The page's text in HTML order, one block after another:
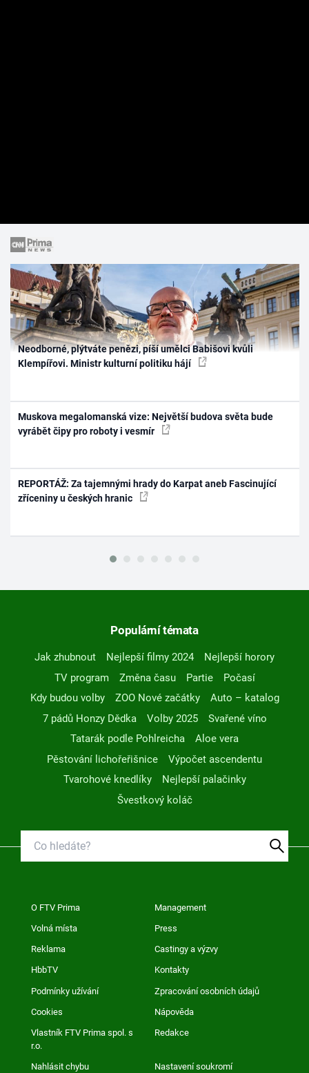
Neodborné, plýtváte penězi, píší umělci Babišovi kvůli
Klempířovi. Ministr kulturní politiku hájí
Muskova megalomanská vize: Největší budova světa bude
vyrábět čipy pro roboty i vesmír
REPORTÁŽ: Za tajemnými hrady do Karpat aneb Fascinující
zříceniny u českých hranic
Populární témata
Jak zhubnout Nejlepší filmy 2024
Nejlepší horory
TV program
Změna času Partie
Počasí
Kdy budou volby
ZOO Nové začátky
Auto – katalog
7 pádů Honzy Dědka
Volby 2025
Svařené víno
Tatarák podle Pohlreicha
Aloe vera
Pěstování lichořeřišnice
Výpočet ascendentu
Tvarohové knedlíky
Nejlepší palačinky
Švestkový koláč
O FTV Prima Management
Volná místa Press
Reklama Castingy a výzvy
HbbTV Kontakty
Podmínky užívání Zpracování osobních údajů
Cookies Nápověda
Vlastník FTV Prima spol. s
r.o.
Redakce
Nahlásit chybu Nastavení soukromí